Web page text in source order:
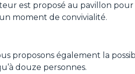
est proposé au pavillon pour
moment de convivialité.
proposons également la
douze personnes.